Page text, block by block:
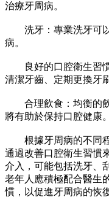
治療牙周病。
洗牙：專業洗牙可以
病。
良好的口腔衛生習慣
清潔牙齒、定期更換牙
合理飲食：均衡的飲
將有助於保持口腔健康。
根據牙周病的不同程
通過改善口腔衛生習慣
介入，可能包括洗牙、
老年人應積極配合醫生
慣，以促進牙周病的恢復